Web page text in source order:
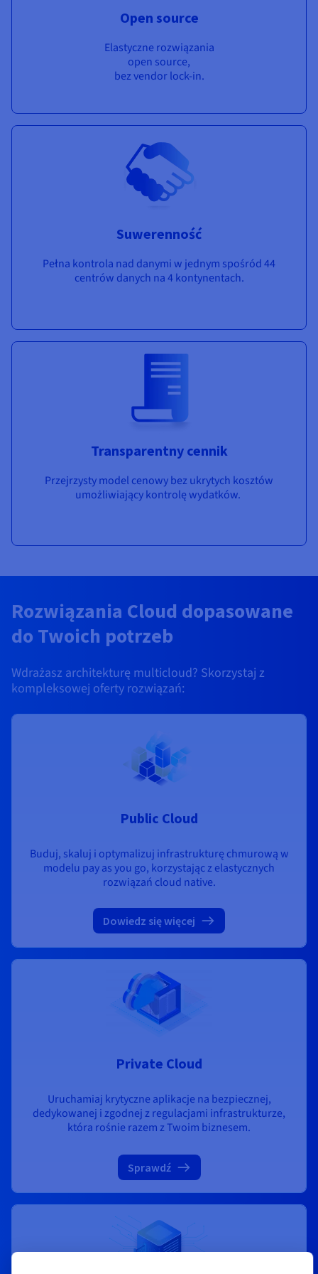
Open source
Elastyczne rozwiązania
open source,
bez vendor lock-in.
Suwerenność
Pełna kontrola nad danymi w jednym spośród 44
centrów danych na 4 kontynentach.
Transparentny cennik
Przejrzysty model cenowy bez ukrytych kosztów
umożliwiający kontrolę wydatków.
Rozwiązania Cloud dopasowane
do Twoich potrzeb
Wdrażasz architekturę multicloud? Skorzystaj z
kompleksowej oferty rozwiązań:
Public Cloud
Buduj, skaluj i optymalizuj infrastrukturę chmurową w
modelu pay as you go, korzystając z elastycznych
rozwiązań cloud native.
Dowiedz się więcej
Private Cloud
Uruchamiaj krytyczne aplikacje na bezpiecznej,
dedykowanej i zgodnej z regulacjami infrastrukturze,
która rośnie razem z Twoim biznesem.
Sprawdź